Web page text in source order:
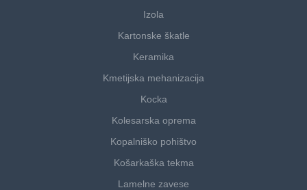
Izola
Kartonske škatle
Keramika
Kmetijska mehanizacija
Kocka
Kolesarska oprema
Kopalniško pohištvo
Košarkaška tekma
Lamelne zavese